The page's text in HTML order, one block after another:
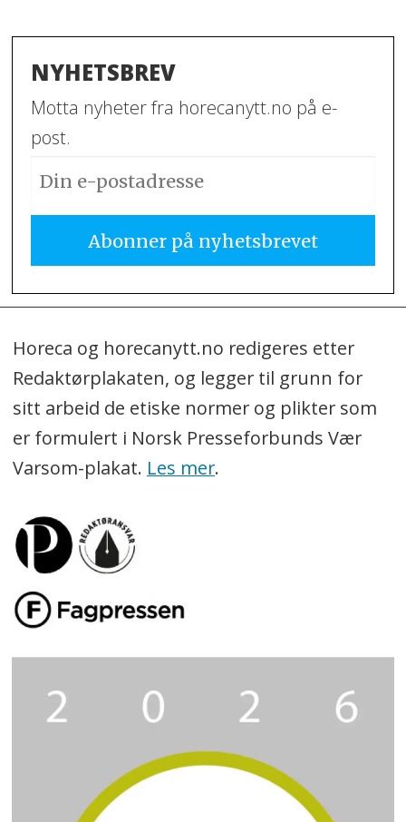
NYHETSBREV
Motta nyheter fra horecanytt.no på e-
post.
Horeca og horecanytt.no redigeres etter
Redaktørplakaten, og legger til grunn for
sitt arbeid de etiske normer og plikter som
er formulert i Norsk Presseforbunds Vær
Varsom-plakat. Les mer.